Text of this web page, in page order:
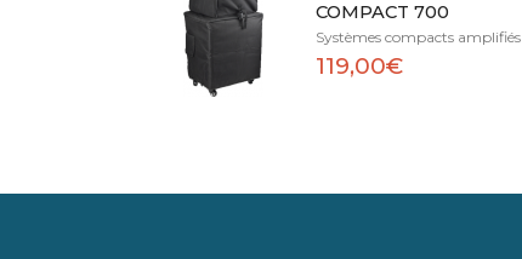
COMPACT 700
Systèmes compacts amplifiés
119,00€